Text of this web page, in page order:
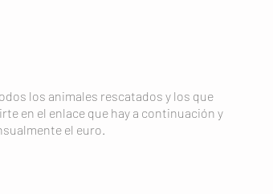
los animales rescatados y los que
en el enlace que hay a continuación y
el euro.